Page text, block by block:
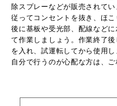
除スプレーなどが販売されて
従ってコンセントを抜き、ほ
後に基板や受光部、配線など
て作業しましょう。作業終了
を入れ、試運転してから使用し
自分で行うのが心配な方は、ご